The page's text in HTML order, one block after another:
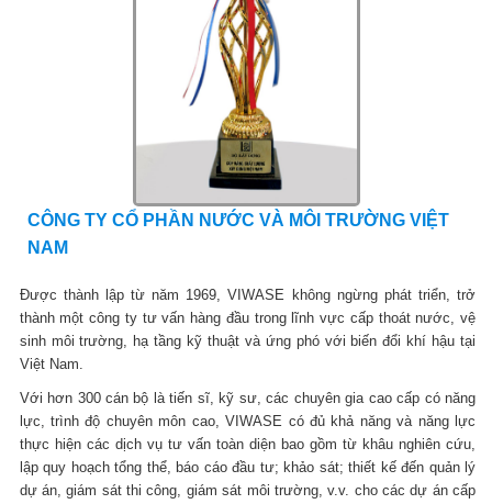
CÔNG TY CỔ PHẦN NƯỚC VÀ MÔI TRƯỜNG VIỆT
NAM
Được thành lập từ năm 1969, VIWASE không ngừng phát triển, trở
thành một công ty tư vấn hàng đầu trong lĩnh vực cấp thoát nước, vệ
sinh môi trường, hạ tầng kỹ thuật và ứng phó với biến đổi khí hậu tại
Việt Nam.
Với hơn 300 cán bộ là tiến sĩ, kỹ sư, các chuyên gia cao cấp có năng
lực, trình độ chuyên môn cao, VIWASE có đủ khả năng và năng lực
thực hiện các dịch vụ tư vấn toàn diện bao gồm từ khâu nghiên cứu,
lập quy hoạch tổng thể, báo cáo đầu tư; khảo sát; thiết kế đến quản lý
dự án, giám sát thi công, giám sát môi trường, v.v. cho các dự án cấp